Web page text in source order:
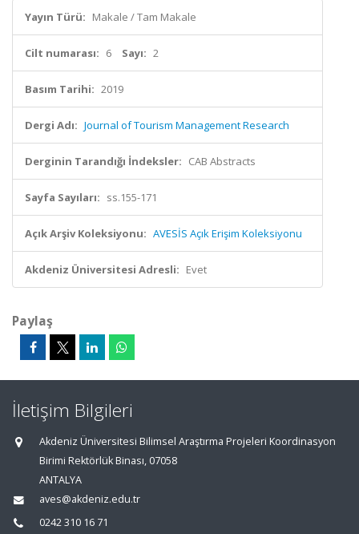
Yayın Türü: Makale / Tam Makale
Cilt numarası: 6 Sayı: 2
Basım Tarihi: 2019
Dergi Adı: Journal of Tourism Management Research
Derginin Tarandığı İndeksler: CAB Abstracts
Sayfa Sayıları: ss.155-171
Açık Arşiv Koleksiyonu: AVESİS Açık Erişim Koleksiyonu
Akdeniz Üniversitesi Adresli: Evet
Paylaş
İletişim Bilgileri
Akdeniz Üniversitesi Bilimsel Araştırma Projeleri Koordinasyon
Birimi Rektörlük Binası, 07058
ANTALYA
aves@akdeniz.edu.tr
0242 310 16 71